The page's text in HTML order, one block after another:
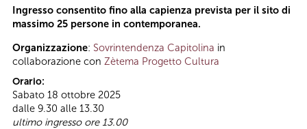
Ingresso consentito fino alla capienza prevista per il sito di
massimo 25 persone in contemporanea.
Organizzazione: Sovrintendenza Capitolina in
collaborazione con Zètema Progetto Cultura
Orario:
Sabato 18 ottobre 2025
dalle 9.30 alle 13.30
ultimo ingresso ore 13.00